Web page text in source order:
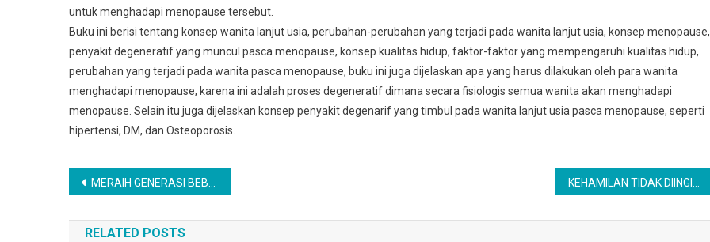
untuk menghadapi menopause tersebut.
Buku ini berisi tentang konsep wanita lanjut usia, perubahan-perubahan yang terjadi pada wanita lanjut usia, konsep menopause,
penyakit degeneratif yang muncul pasca menopause, konsep kualitas hidup, faktor-faktor yang mempengaruhi kualitas hidup,
perubahan yang terjadi pada wanita pasca menopause, buku ini juga dijelaskan apa yang harus dilakukan oleh para wanita
menghadapi menopause, karena ini adalah proses degeneratif dimana secara fisiologis semua wanita akan menghadapi
menopause. Selain itu juga dijelaskan konsep penyakit degenarif yang timbul pada wanita lanjut usia pasca menopause, seperti
hipertensi, DM, dan Osteoporosis.
Navigasi
pos
MERAIH GENERASI BEBAS ROKOK Strategi Promosi Kesehatan untuk Mengurangi Merokok pada Remaja
RELATED POSTS